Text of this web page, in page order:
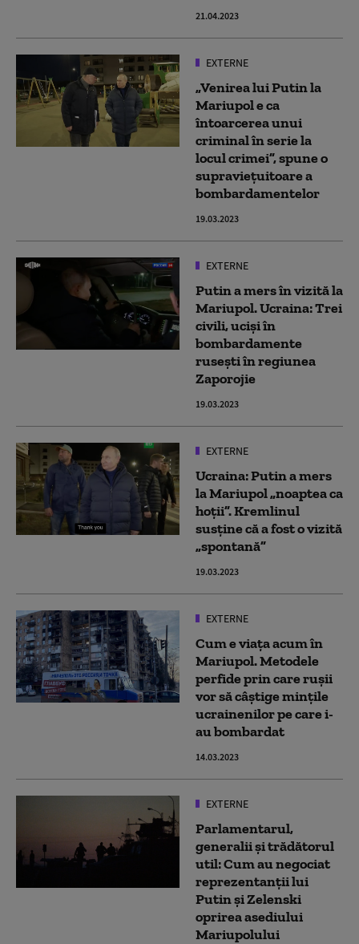
21.04.2023
EXTERNE
„Venirea lui Putin la
Mariupol e ca
întoarcerea unui
criminal în serie la
locul crimei”, spune o
supraviețuitoare a
bombardamentelor
19.03.2023
EXTERNE
Putin a mers în vizită la
Mariupol. Ucraina: Trei
civili, ucişi în
bombardamente
ruseşti în regiunea
Zaporojie
19.03.2023
EXTERNE
Ucraina: Putin a mers
la Mariupol „noaptea ca
hoții”. Kremlinul
susține că a fost o vizită
„spontană”
19.03.2023
EXTERNE
Cum e viața acum în
Mariupol. Metodele
perfide prin care rușii
vor să câștige mințile
ucrainenilor pe care i-
au bombardat
14.03.2023
EXTERNE
Parlamentarul,
generalii și trădătorul
util: Cum au negociat
reprezentanții lui
Putin și Zelenski
oprirea asediului
Mariupolului